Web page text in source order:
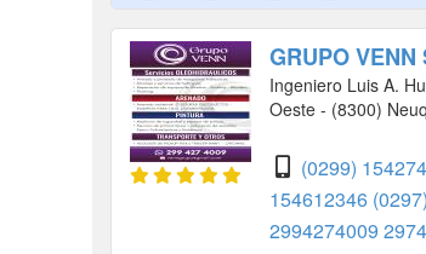
GRUPO VENN
Ingeniero Luis A.
Oeste - (8300)
(0299)
154612346
2994274009